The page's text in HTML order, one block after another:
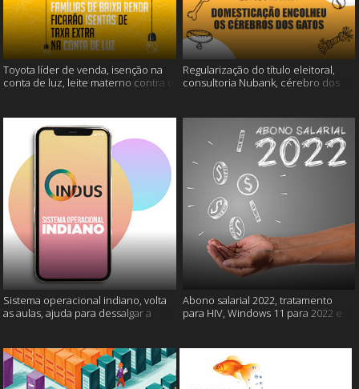
Toyota líder de venda, isenção na
conta de luz, leite materno contra o
Regularização do título eleitoral,
consultoria Nubank, cérebro dos
Sistema operacional indiano, volta
as aulas, ajuda para dessalgar a
Abono salarial 2022, tratamento
para HIV, Windows 11 para 2022 e